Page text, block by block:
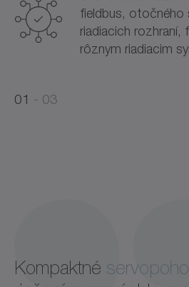
fieldbus, otočného
riadiacich rozhraní,
rôznym riadiacim
01
03
Kompaktné